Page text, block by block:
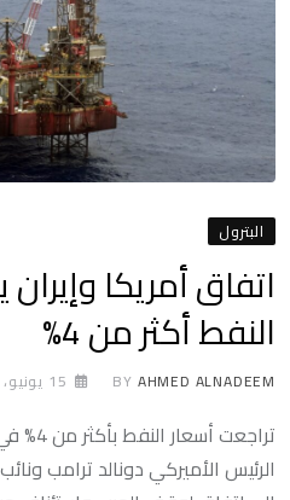
البترول
اتفاق أمريكا
النفط أكثر من 4%
BY AHMED ALNADEEM 15 يونيو، 2026
تراجعت
الرئيس الأميركي دونالد ترامب